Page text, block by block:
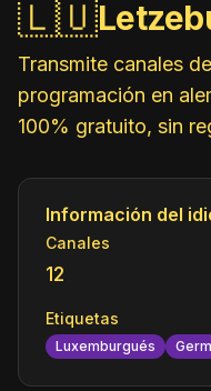
🇱🇺
Transmite canales
programación en
100% gratuito, sin
Información del
Canales
12
Etiquetas
Luxemburgués